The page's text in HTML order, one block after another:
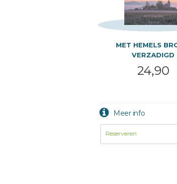
MET HEMELS
VERZADIGD
24,90